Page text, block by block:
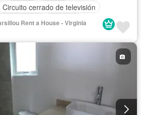
Circuito cerrado de televisión
integral
Elevador
Terraza
Zonas verdes
Rent a House - Virginia